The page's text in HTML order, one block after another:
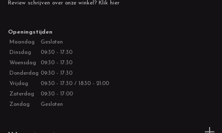
Review schrijven over onze winkel? Klik hier
Openingstijden
Maandag
Gesloten
Dinsdag
09:30 - 17:30
Woensdag
09:30 - 17:30
Donderdag 09:30 - 17:30
Vrijdag
09:30 - 17:30 / 18:30 - 21:00
Zaterdag
09:30 - 17:00
Zondag
Gesloten